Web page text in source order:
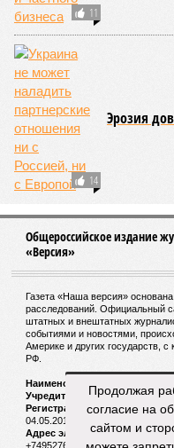
11
14
Эрозия
Общероссийское издание
«Версия»
Газета «Наша версия»
расследований. Официальный
штатных и внештатных
событиями и новостями,
Америке и других государств,
РФ.
Наименование:
Учредитель:
ООО «Версия»,
Регистрационный номер
04.05.2018 г.
Адрес электронной почты и
+74952760348
Продолжая
согласие на
сайтом и